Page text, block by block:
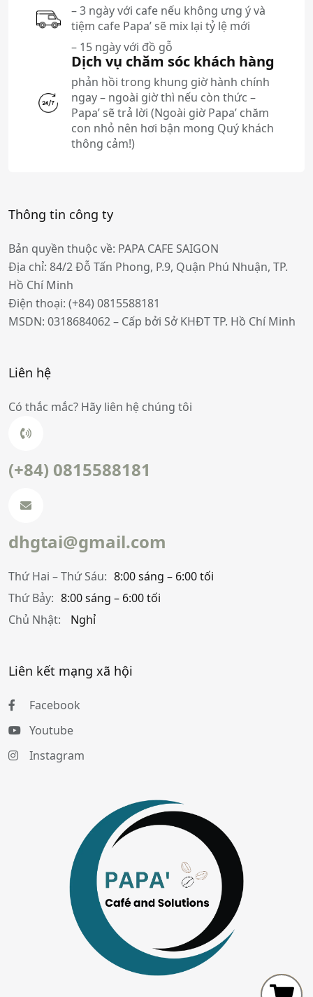
– 3 ngày với cafe nếu không ưng ý và
tiệm cafe Papa’ sẽ mix lại tỷ lệ mới
– 15 ngày với đồ gỗ
Dịch vụ chăm sóc khách hàng
phản hồi trong khung giờ hành chính
ngay – ngoài giờ thì nếu còn thức –
Papa’ sẽ trả lời (Ngoài giờ Papa’ chăm
con nhỏ nên hơi bận mong Quý khách
thông cảm!)
Thông tin công ty
Bản quyền thuộc về: PAPA CAFE SAIGON
Địa chỉ: 84/2 Đỗ Tấn Phong, P.9, Quận Phú Nhuận, TP.
Hồ Chí Minh
Điện thoại: (+84) 0815588181
MSDN: 0318684062 – Cấp bởi Sở KHĐT TP. Hồ Chí Minh
Liên hệ
Có thắc mắc? Hãy liên hệ chúng tôi
(+84) 0815588181
dhgtai@gmail.com
Thứ Hai – Thứ Sáu: 8:00 sáng – 6:00 tối
Thứ Bảy: 8:00 sáng – 6:00 tối
Chủ Nhật:
Nghỉ
Liên kết mạng xã hội
Facebook
Youtube
Instagram